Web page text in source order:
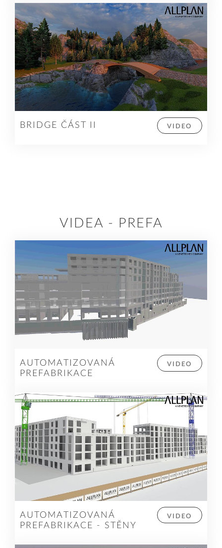
VIDEO
BRIDGE ČÁST II
VIDEA - PREFA
VIDEO
AUTOMATIZOVANÁ
PREFABRIKACE
VIDEO
AUTOMATIZOVANÁ
PREFABRIKACE - STĚNY